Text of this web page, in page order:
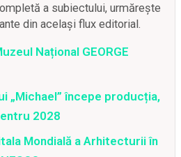
a subiectului, urmărește
din același flux editorial.
Național GEORGE
„Michael” începe producția,
2028
Mondială a Arhitecturii în